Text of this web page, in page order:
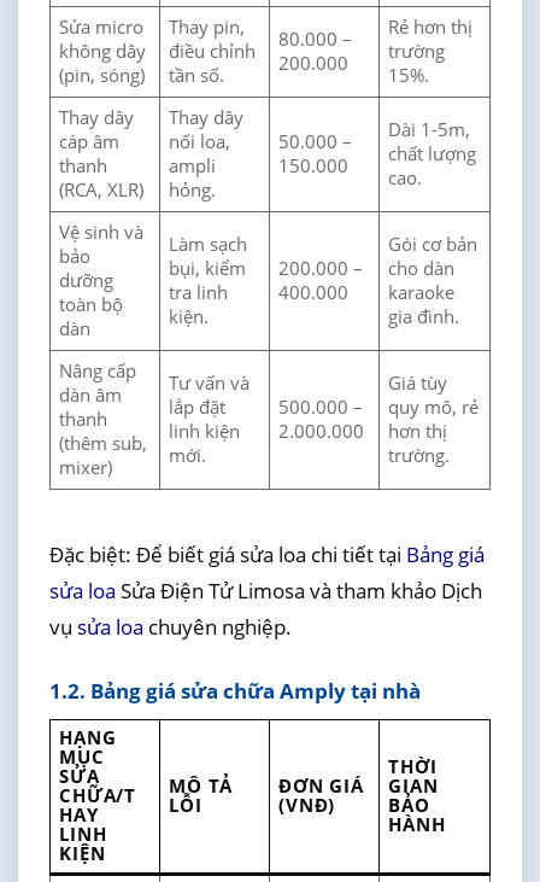
Sửa micro
không dây
(pin, sóng)
Thay pin,
điều chỉnh
tần số.
80.000 –
200.000
Rẻ hơn thị
trường
15%.
Thay dây
cáp âm
thanh
(RCA, XLR)
Thay dây
nối loa,
ampli
hỏng.
50.000 –
150.000
Dài 1-5m,
chất lượng
cao.
Vệ sinh và
bảo
dưỡng
toàn bộ
dàn
Làm sạch
bụi, kiểm
tra linh
kiện.
200.000 –
400.000
Gói cơ bản
cho dàn
karaoke
gia đình.
Nâng cấp
dàn âm
thanh
(thêm sub,
mixer)
Tư vấn và
lắp đặt
linh kiện
mới.
500.000 –
2.000.000
Giá tùy
quy mô, rẻ
hơn thị
trường.
Đặc biệt: Để biết giá sửa loa chi tiết tại Bảng giá
sửa loa Sửa Điện Tử Limosa và tham khảo Dịch
vụ sửa loa chuyên nghiệp.
1.2. Bảng giá sửa chữa Amply tại nhà
HẠNG
MỤC
SỬA
CHỮA/T
HAY
LINH
KIỆN
MÔ TẢ
LỖI
ĐƠN GIÁ
(VNĐ)
THỜI
GIAN
BẢO
HÀNH